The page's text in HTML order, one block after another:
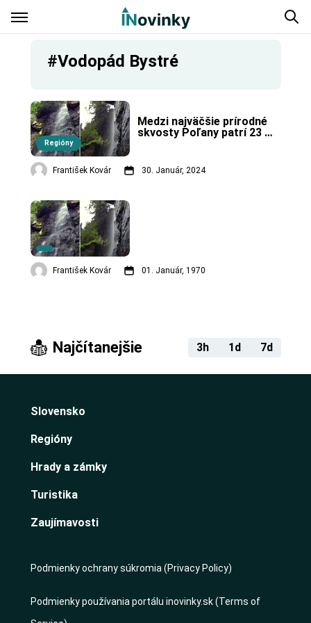
#Vodopád Bystré
Regióny
Medzi najväčšie prírodné
skvosty Poľany patrí 23
František Kovár 30. Január, 2024
František Kovár 01. Január, 1970
Najčítanejšie 3h 1d 7d
Slovensko
Regióny
Hrady a zámky
Turistika
Zaujímavosti
Podmienky ochrany súkromia (Privacy Policy)
Podmienky používania portálu inovinky.sk (Terms of